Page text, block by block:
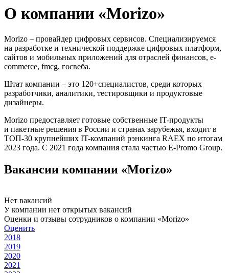
О компании «Morizo»
Morizo – провайдер цифровых сервисов. Специализируемся
на разработке и технической поддержке цифровых платформ,
сайтов и мобильных приложений для отраслей финансов, e-
commerce, fmcg, госвеба.
Штат компании – это 120+специалистов, среди которых
разработчики, аналитики, тестировщики и продуктовые
дизайнеры.
Morizo предоставляет готовые собственные IT-продукты
и пакетные решения в России и странах зарубежья, входит в
ТОП-30 крупнейших IT-компаний рэнкинга RAEX по итогам
2023 года. C 2021 года компания стала частью E-Promo Group.
Вакансии компании «Morizo»
Нет вакансий
У компании нет открытых вакансий
Оценки и отзывы сотрудников о компании «Morizo»
Оценить
2018
2019
2020
2021